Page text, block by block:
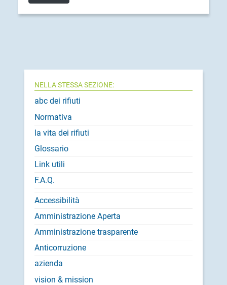
NELLA STESSA SEZIONE:
abc dei rifiuti
Normativa
la vita dei rifiuti
Glossario
Link utili
F.A.Q.
Accessibilità
Amministrazione Aperta
Amministrazione trasparente
Anticorruzione
azienda
vision & mission